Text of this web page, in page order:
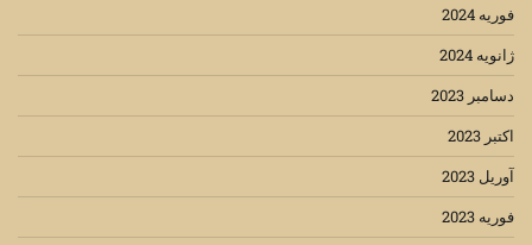
فوریه 2024
ژانویه 2024
دسامبر 2023
اکتبر 2023
آوریل 2023
فوریه 2023